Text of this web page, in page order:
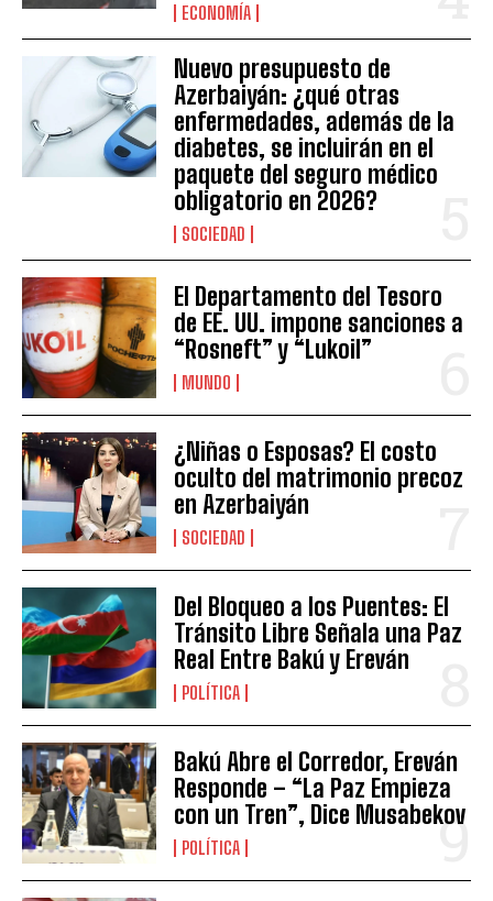
ECONOMÍA
Nuevo presupuesto de
Azerbaiyán: ¿qué otras
enfermedades, además de la
diabetes, se incluirán en el
paquete del seguro médico
obligatorio en 2026?
SOCIEDAD
El Departamento del Tesoro
de EE. UU. impone sanciones a
“Rosneft” y “Lukoil”
MUNDO
¿Niñas o Esposas? El costo
oculto del matrimonio precoz
en Azerbaiyán
SOCIEDAD
Del Bloqueo a los Puentes: El
Tránsito Libre Señala una Paz
Real Entre Bakú y Ereván
POLÍTICA
Bakú Abre el Corredor, Ereván
Responde – “La Paz Empieza
con un Tren”, Dice Musabekov
POLÍTICA